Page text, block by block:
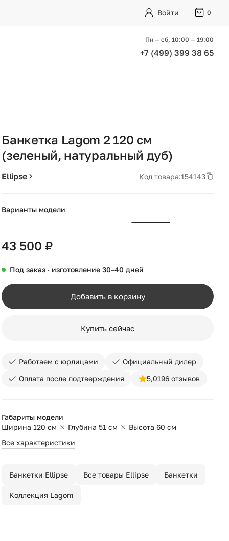
Войти 0
Пн — сб, 10:00 — 19:00
+7 (499) 399 38 65
Банкетка Lagom 2 120 см
(зеленый, натуральный дуб)
Ellipse Код товара:154143
Варианты модели
43 500 ₽
Под заказ · изготовление 30–40 дней
Добавить в корзину
Купить сейчас
Работаем с юрлицами
Официальный дилер
Оплата после подтверждения
5,0196 отзывов
Габариты модели
Ширина 120 см
Глубина 51 см
Высота 60 см
Все характеристики
Банкетки Ellipse Все товары Ellipse Банкетки
Коллекция Lagom